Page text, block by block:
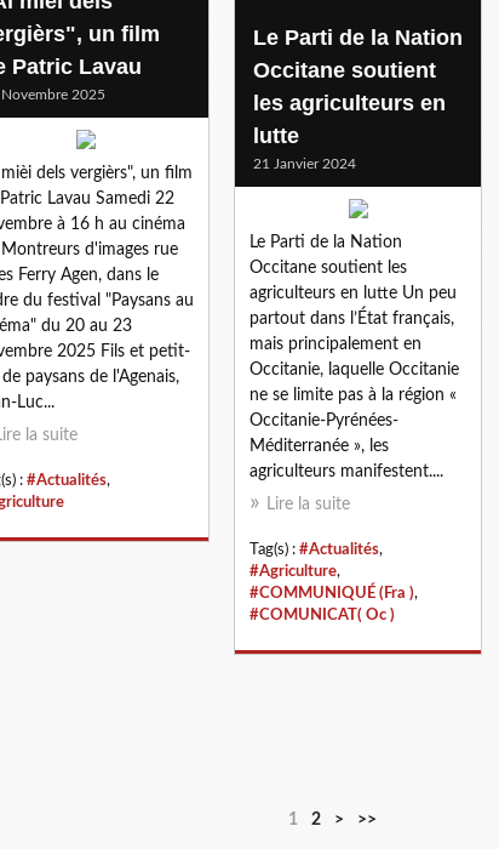
un film
Patric Lavau
2025
mièi dels vergièrs", un film
Lavau Samedi 22
à 16 h au cinéma
Montreurs d'images rue
Ferry Agen, dans le
du festival "Paysans au
du 20 au 23
2025 Fils et petit-
paysans de l'Agenais,
Luc...
la suite
: #Actualités,
Le Parti de la Nation
Occitane soutient
les agriculteurs en
lutte
21 Janvier 2024
Le Parti de la Nation
Occitane soutient les
agriculteurs en lutte Un peu
partout dans l’État français,
mais principalement en
Occitanie, laquelle Occitanie
ne se limite pas à la région «
Occitanie-Pyrénées-
Méditerranée », les
agriculteurs manifestent....
Lire la suite
Tag(s) : #Actualités,
#Agriculture,
#COMMUNIQUÉ (Fra ),
#COMUNICAT( Oc )
1 2 > >>